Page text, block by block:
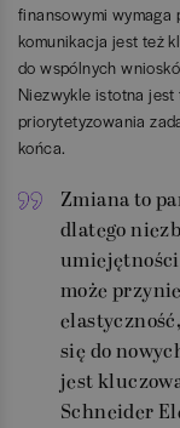
finansowymi wymaga
komunikacja jest też
do wspólnych
Niezwykle istotna
priorytetyzowania
końca.
Zmiana to
dlatego
może
się do
jest
Schneider